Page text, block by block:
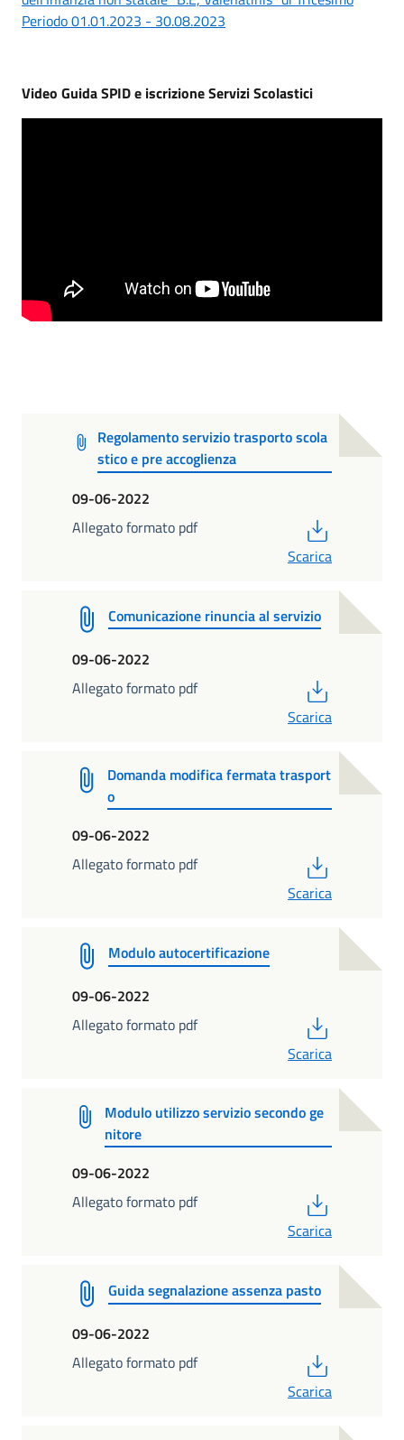
Periodo 01.01.2023 - 30.08.2023
Video Guida SPID e iscrizione Servizi Scolastici
Regolamento servizio trasporto scola
stico e pre accoglienza
09-06-2022
Allegato formato pdf
Scarica
Comunicazione rinuncia al servizio
09-06-2022
Allegato formato pdf
Scarica
Domanda modifica fermata trasport
o
09-06-2022
Allegato formato pdf
Scarica
Modulo autocertificazione
09-06-2022
Allegato formato pdf
Scarica
Modulo utilizzo servizio secondo ge
nitore
09-06-2022
Allegato formato pdf
Scarica
Guida segnalazione assenza pasto
09-06-2022
Allegato formato pdf
Scarica